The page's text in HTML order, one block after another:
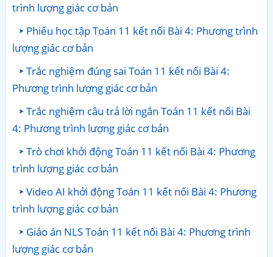
trình lượng giác cơ bản
Phiếu học tập Toán 11 kết nối Bài 4: Phương trình
lượng giác cơ bản
Trắc nghiệm đúng sai Toán 11 kết nối Bài 4:
Phương trình lượng giác cơ bản
Trắc nghiệm câu trả lời ngắn Toán 11 kết nối Bài
4: Phương trình lượng giác cơ bản
Trò chơi khởi động Toán 11 kết nối Bài 4: Phương
trình lượng giác cơ bản
Video AI khởi động Toán 11 kết nối Bài 4: Phương
trình lượng giác cơ bản
Giáo án NLS Toán 11 kết nối Bài 4: Phương trình
lượng giác cơ bản